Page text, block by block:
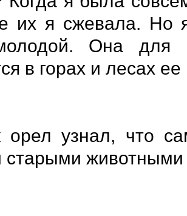
их я сжевала. Но
Она для
в горах и лесах
узнал, что
животными